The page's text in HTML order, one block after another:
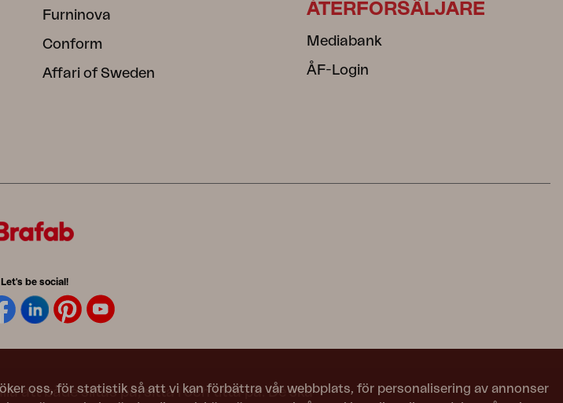
oss, för statistik så att vi kan förbättra vår webbplats, för personalisering av annonser
Furninova
Conform
Affari of Sweden
ÅTERFÖRSÄLJARE
Mediabank
ÅF-Login
Let's be social!
att både slitas på, sitta i och titta på. De ska